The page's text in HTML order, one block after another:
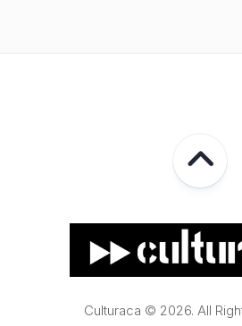
Culturaca © 2026. All